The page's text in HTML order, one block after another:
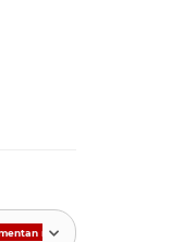
nicht verfügbar